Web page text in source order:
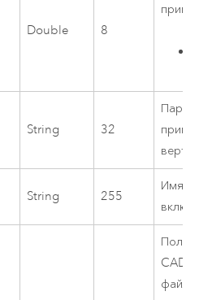
Double 8
String 32
String 255
Имя
CAD,
файла.